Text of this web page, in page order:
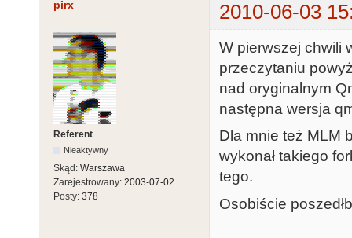
pirx 2010-06-03
Referent
Nieaktywny
Skąd: Warszawa
Zarejestrowany: 2003-07-02
Posty: 378
W pierwszej chwili
przeczytaniu
nad oryginalnym
następna wersja
Dla mnie też MLM
wykonał takiego
tego.
Osobiście